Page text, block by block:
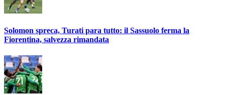
Solomon spreca, Turati para tutto: il Sassuolo ferma la
Fiorentina, salvezza rimandata